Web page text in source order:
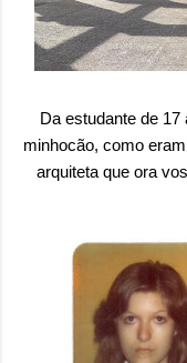
Da estudante de
minhocão, como
arquiteta que ora